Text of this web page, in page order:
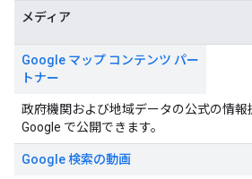
メディア
Google マップ コンテンツ パー
トナー
政府機関および地域データの公式の情報
Google で公開できます。
Google 検索の動画